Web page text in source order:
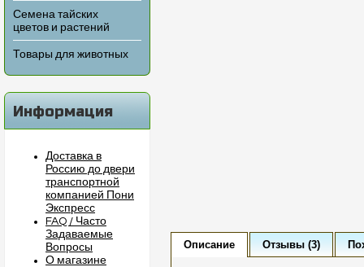
Семена тайских
цветов и растений
Товары для животных
Информация
Доставка в
Россию до двери
транспортной
компанией Пони
Экспресс
FAQ / Часто
Задаваемые
Вопросы
О магазине
Описание Отзывы (3)